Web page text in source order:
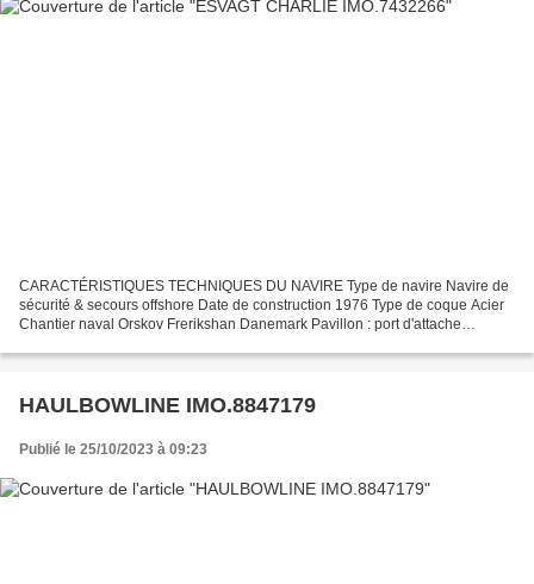
CARACTÉRISTIQUES TECHNIQUES DU NAVIRE Type de navire Navire de
sécurité & secours offshore Date de construction 1976 Type de coque Acier
Chantier naval Orskov Frerikshan Danemark Pavillon : port d'attache
HAULBOWLINE IMO.8847179
Publié le 25/10/2023 à 09:23